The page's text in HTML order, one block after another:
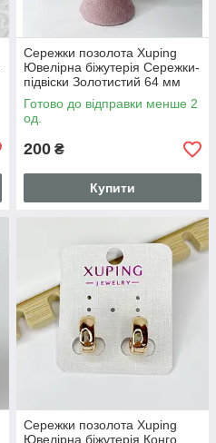
Сережки позолота Xuping
Ювелірна біжутерія Сережки-
підвіски Золотистий 64 мм
S15268
Готово до відправки менше 2
од.
200 ₴
Купити
Сережки позолота Xuping
Ювелірна біжутерія Конго